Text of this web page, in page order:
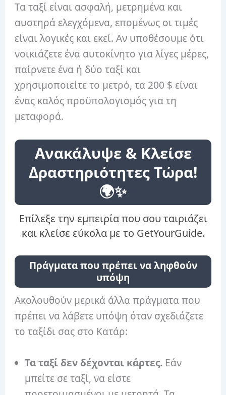
Τα ταξί είναι ασφαλή, μετρημένα και
αυστηρά ελεγχόμενα, επομένως οι τιμές
είναι λογικές και εκεί. Αν υποθέσουμε ότι
νοικιάζετε ένα αυτοκίνητο για λίγες μέρες,
παίρνετε ένα ή δύο ταξί και
χρησιμοποιείτε το μετρό, τα 200 $ είναι
ένας καλός προϋπολογισμός για τη
μεταφορά.
Ανακάλυψε & Κλείσε
Δραστηριότητες Τώρα!
🌍✨
Επίλεξε την εμπειρία που σου ταιριάζει
και κλείσε εύκολα με το GetYourGuide.
Πράγματα που πρέπει να ληφθούν
υπόψη
Ακολουθούν μερικά άλλα πράγματα που
πρέπει να λάβετε υπόψη όταν σχεδιάζετε
το ταξίδι σας στο Κατάρ:
Τα ταξί δεν δέχονται κάρτες. Εάν
μπείτε σε ταξί, να είστε